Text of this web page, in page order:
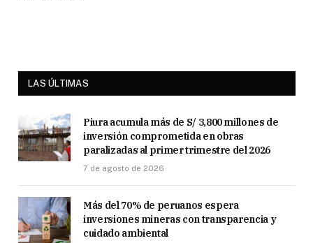
LAS ÚLTIMAS
Piura acumula más de S/ 3,800 millones de
inversión comprometida en obras
paralizadas al primer trimestre del 2026
7 de agosto de 2026
Más del 70% de peruanos espera
inversiones mineras con transparencia y
cuidado ambiental